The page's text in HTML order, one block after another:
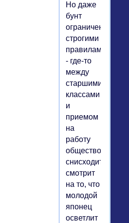
Но даже
бунт
ограничен
строгими
правилами
- где-то
между
старшими
классами
и
приемом
на
работу
общество
снисходительно
смотрит
на то, что
молодой
японец
осветлит